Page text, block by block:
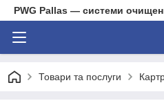
PWG Pallas — системи
Товари та послуги